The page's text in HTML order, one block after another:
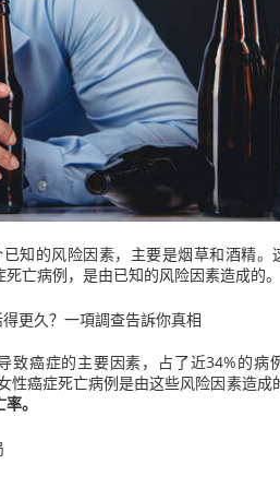
知的风险因素，主要是烟草和酒精。
亡病例，是由已知的风险因素造成的。
癌症的主要因素，占了近34%的病
癌症死亡病例是由这些风险因素造成
。